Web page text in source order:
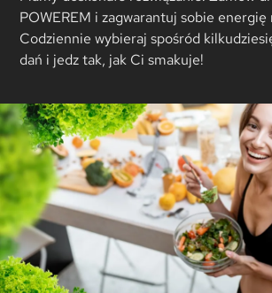
POWEREM i zagwarantuj sobie energię
Codziennie wybieraj spośród
dań i jedz tak, jak Ci smakuje!